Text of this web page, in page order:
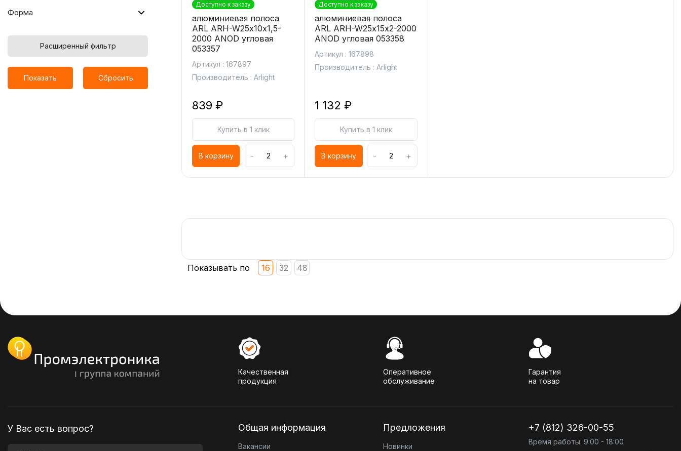
Форма
Расширенный фильтр
Показать Сбросить
Доступно к заказу
алюминиевая полоса
ARL ARH-W25х10х1,5-
2000 ANOD угловая
053357
Артикул : 167897
Производитель : Arlight
839 ₽
Купить в 1 клик
В корзину - +
Доступно к заказу
алюминиевая полоса
ARL ARH-W25х15х2-2000
ANOD угловая 053358
Артикул : 167898
Производитель : Arlight
1 132 ₽
Купить в 1 клик
В корзину - +
Показывать по 16 32 48
Качественная
продукция
Оперативное
обслуживание
Гарантия
на товар
У Вас есть вопрос? Общая информация
Вакансии
Предложения
Новинки
+7 (812) 326-00-55
Время работы: 9:00 - 18:00